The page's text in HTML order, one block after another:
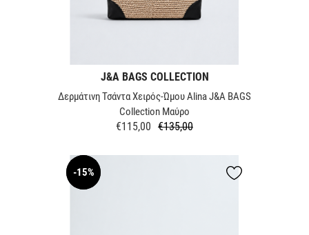
J&A BAGS COLLECTION
Δερμάτινη Τσάντα Χειρός-Ώμου Alina J&A BAGS
Collection Μαύρο
Κανονική
€135,00
Τιμή
€115,00
NEW
-15%